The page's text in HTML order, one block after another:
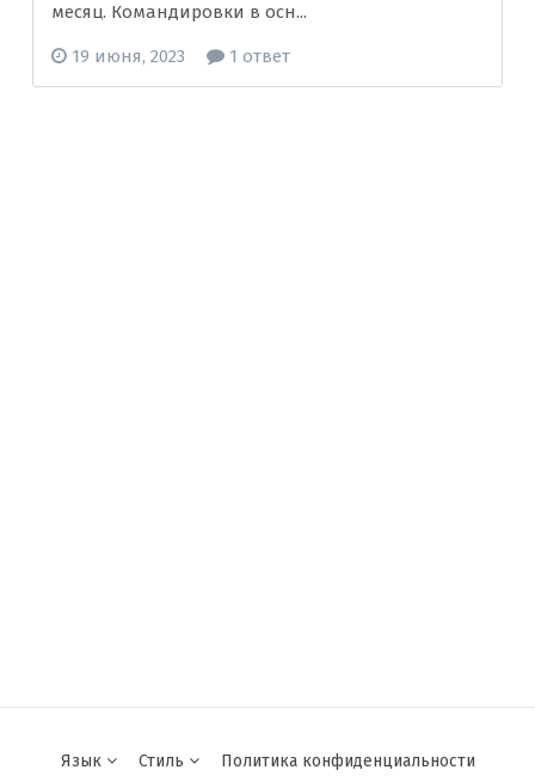
месяц. Командировки в осн...
19 июня, 2023 1 ответ
Язык Стиль Политика конфиденциальности